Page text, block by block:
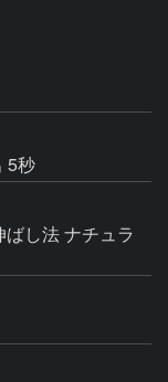
5秒
し法 ナチュラ